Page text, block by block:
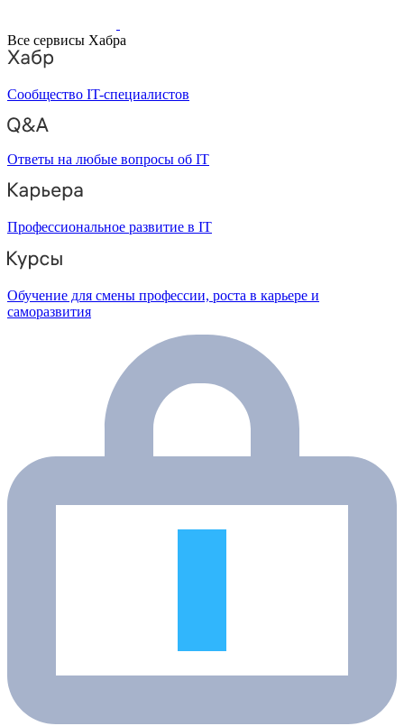
Все сервисы Хабра
Сообщество IT-специалистов
Ответы на любые вопросы об IT
Профессиональное развитие в IT
Обучение для смены профессии, роста в карьере и
саморазвития